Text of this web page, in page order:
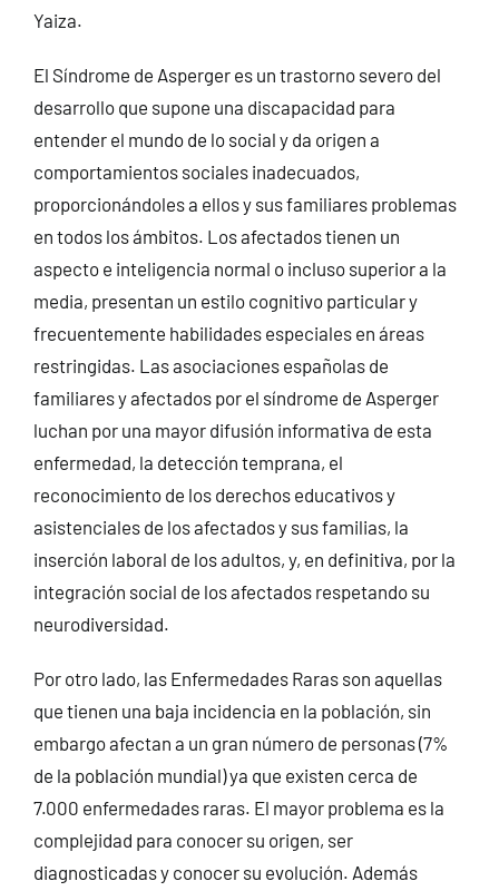
Yaiza.
El Síndrome de Asperger es un trastorno severo del
desarrollo que supone una discapacidad para
entender el mundo de lo social y da origen a
comportamientos sociales inadecuados,
proporcionándoles a ellos y sus familiares problemas
en todos los ámbitos. Los afectados tienen un
aspecto e inteligencia normal o incluso superior a la
media, presentan un estilo cognitivo particular y
frecuentemente habilidades especiales en áreas
restringidas. Las asociaciones españolas de
familiares y afectados por el síndrome de Asperger
luchan por una mayor difusión informativa de esta
enfermedad, la detección temprana, el
reconocimiento de los derechos educativos y
asistenciales de los afectados y sus familias, la
inserción laboral de los adultos, y, en definitiva, por la
integración social de los afectados respetando su
neurodiversidad.
Por otro lado, las Enfermedades Raras son aquellas
que tienen una baja incidencia en la población, sin
embargo afectan a un gran número de personas (7%
de la población mundial) ya que existen cerca de
7.000 enfermedades raras. El mayor problema es la
complejidad para conocer su origen, ser
diagnosticadas y conocer su evolución. Además